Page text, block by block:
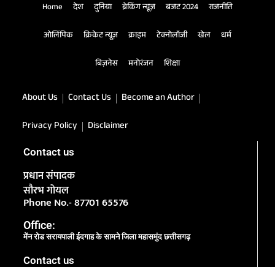
Home देश दुनिया ब्रेकिंग न्यूज़ बजट 2024 राजनीति
ओलिंपिक क्रिकेट न्यूज़ क्राइम टेक्नोलॉजी खेल धर्म
बिज़नेस मनोरंजन शिक्षा
About Us Contact Us
Become an Author
Privacy Policy
Disclaimer
Contact us
प्रधान संपादक
सौरभ गोयल
Phone No.- 87701 65576
Office:
मेंन रोड सरायपाली ईदगाह के सामने जिला महासमुंद छत्तीसगढ़
Contact us